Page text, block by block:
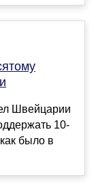
Швейцарии
10-
было в